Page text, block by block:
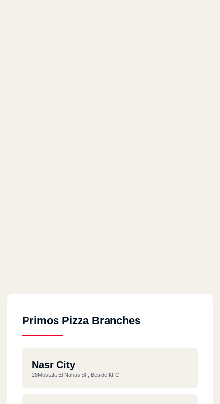
Primos Pizza Branches
Nasr City
28Mostafa El Nahas St , Beside KFC